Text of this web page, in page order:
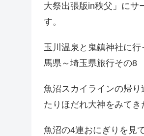
大祭出張版in秩父」にサ
す。
玉川温泉と鬼鎮神社に
馬県～埼玉県旅行その8
魚沼スカイラインの帰り
たりほだれ大神をみてき
魚沼の4連おにぎりを見